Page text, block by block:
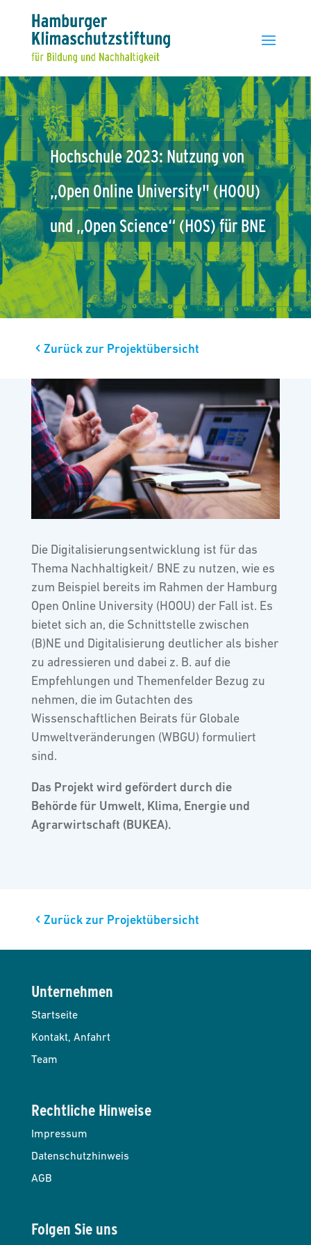
Hochschule2023: Nutzungvon
„Open Online University" (HOOU)
und „OpenScience“ (HOS)für BNE
Zurück zur Projektübersicht
Die Digitalisierungsentwicklung ist für das
Thema Nachhaltigkeit/ BNE zu nutzen, wie es
zum Beispiel bereits im Rahmen der Hamburg
Open Online University (HOOU) der Fall ist. Es
bietet sich an, die Schnittstelle zwischen
(B)NE und Digitalisierung deutlicher als bisher
zu adressieren und dabei z. B. auf die
Empfehlungen und Themenfelder Bezug zu
nehmen, die im Gutachten des
Wissenschaftlichen Beirats für Globale
Umweltveränderungen (WBGU) formuliert
sind.
Das Projekt wird gefördert durch die
Behörde für Umwelt, Klima, Energie und
Agrarwirtschaft (BUKEA).
Zurück zur Projektübersicht
Unternehmen
Startseite
Kontakt, Anfahrt
Team
Rechtliche Hinweise
Impressum
Datenschutzhinweis
AGB
Folgen Sie uns